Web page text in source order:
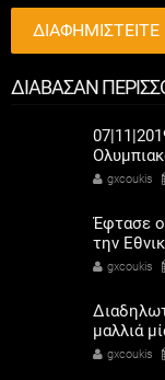
ΔΙΑΒΑΣΑΝ
gxcoukis
Έφτασε
την
gxcoukis
μαλλιά
gxcoukis